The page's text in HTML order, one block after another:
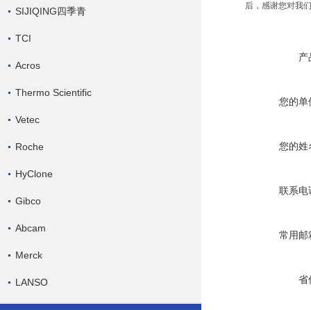
SIJIQING四季青
TCI
Acros
Thermo Scientific
Vetec
Roche
HyClone
Gibco
Abcam
Merck
LANSO
后，感谢您对我们
产
您的单
您的姓
联系电
常用邮
省